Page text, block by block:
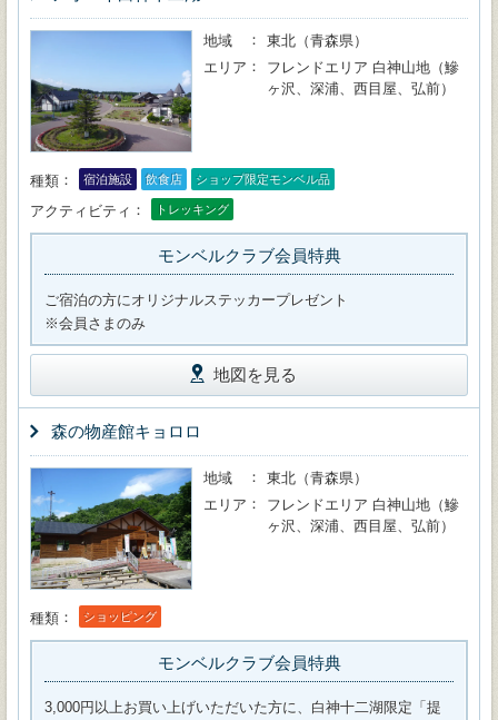
地域
東北（青森県）
エリア
フレンドエリア 白神山地（鰺
ヶ沢、深浦、西目屋、弘前）
種類 宿泊施設 飲食店 ショップ限定モンベル品
アクティビティ トレッキング
モンベルクラブ会員特典
ご宿泊の方にオリジナルステッカープレゼント
※会員さまのみ
地図を見る
森の物産館キョロロ
地域
東北（青森県）
エリア
フレンドエリア 白神山地（鰺
ヶ沢、深浦、西目屋、弘前）
種類 ショッピング
モンベルクラブ会員特典
3,000円以上お買い上げいただいた方に、白神十二湖限定「提